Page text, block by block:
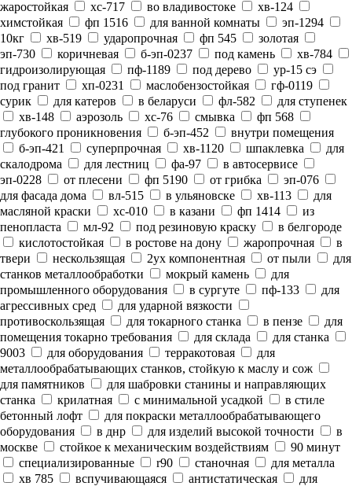
жаростойкая
хс-717 во владивостоке
хв-124
химстойкая
фп 1516 для ванной комнаты
эп-1294
10кг
хв-519 ударопрочная фп 545
золотая
эп-730
коричневая б-эп-0237 под камень
хв-784
гидроизолирующая
пф-1189 под дерево
ур-15 сэ
под гранит
хп-0231 маслобензостойкая
гф-0119
сурик
для катеров в беларуси фл-582
для ступенек
хв-148
аэрозоль хс-76 смывка
фп 568
глубокого проникновения
б-эп-452
внутри помещения
б-эп-421
суперпрочная хв-1120 шпаклевка
для
скалодрома
для лестниц фа-97
в автосервисе
эп-0228
от плесени фп 5190 от грибка
эп-076
для фасада дома
вл-515 в ульяновске хв-113
для
масляной краски
хс-010 в казани фп 1414
из
пенопласта
мл-92 под резиновую краску
в белгороде
кислотостойкая
в ростове на дону жаропрочная
в
твери
нескользящая 2ух компонентная от пыли
для
станков металлообработки
мокрый камень
для
промышленного оборудования
в сургуте пф-133
для
агрессивных сред
для ударной вязкости
противоскользящая
для токарного станка в пензе
для
помещения токарно требования
для склада
для станка
9003
для оборудования терракотовая
для
металлообрабатывающих станков, стойкую к маслу и сож
для памятников
для шабровки станины и направляющих
станка
крилатная с минимальной усадкой
в стиле
бетонный лофт
для покраски металлообрабатывающего
оборудования
в днр для изделий высокой точности
в
москве
стойкое к механическим воздействиям
90 минут
специализированные
r90 станочная
для металла
хв 785
вспучивающаяся антистатическая
для